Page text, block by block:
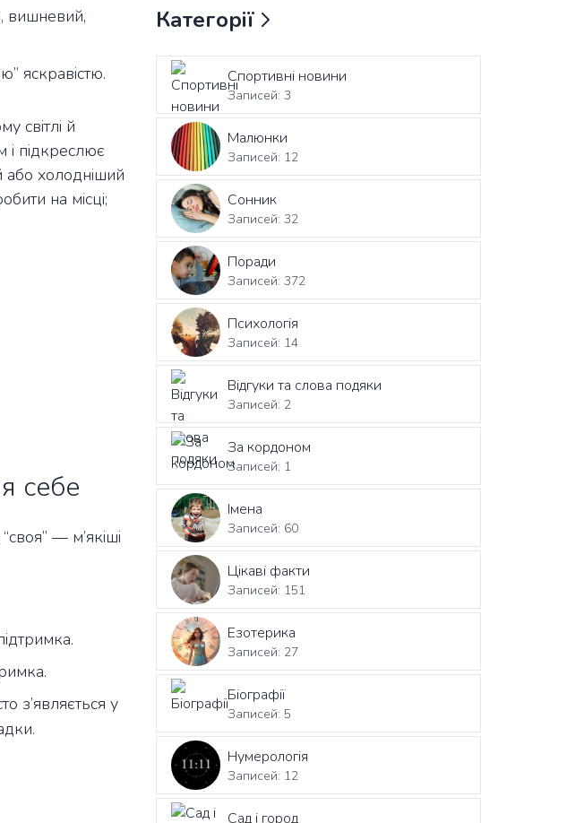
вишневий,
яскравістю.
світлі й
і підкреслює
або холодніший
на місці;
себе
— м’якіші
з’являється у
Категорії
Спортивні новини
Записей: 3
Малюнки
Записей: 12
Сонник
Записей: 32
Поради
Записей: 372
Психологія
Записей: 14
Відгуки та слова подяки
Записей: 2
За кордоном
Записей: 1
Імена
Записей: 60
Цікаві факти
Записей: 151
Езотерика
Записей: 27
Біографії
Записей: 5
Нумерологія
Записей: 12
Сад і город